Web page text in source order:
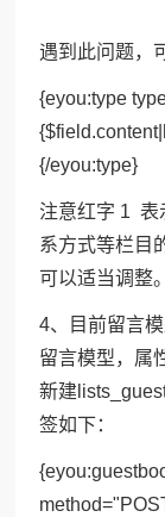
遇到此问题，
{eyou:type
{/eyou:type}
注意红字 1 表
系方式等栏目
可以适当调整。
4、目前留言
留言模型，属
新建
签如下：